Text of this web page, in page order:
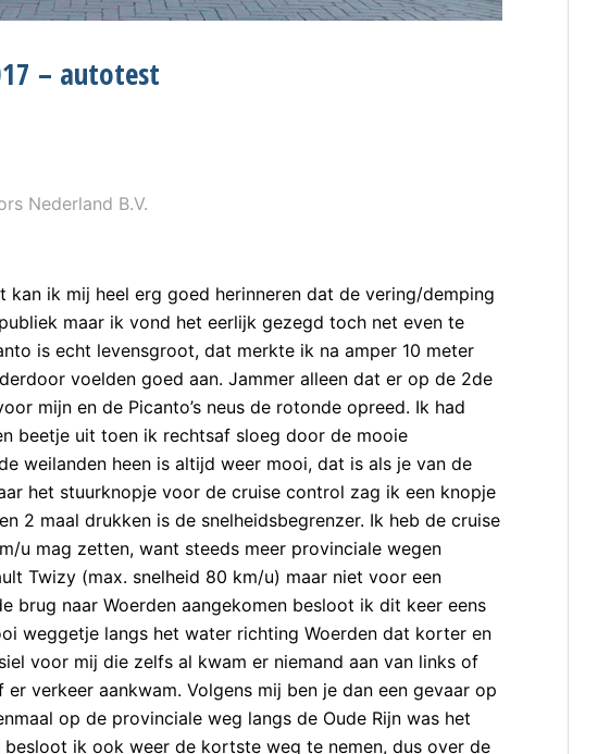
– autotest
Nederland B.V.
ik mij heel erg goed herinneren dat de vering/demping
maar ik vond het eerlijk gezegd toch net even te
is echt levensgroot, dat merkte ik na amper 10 meter
voelden goed aan. Jammer alleen dat er op de 2de
mijn en de Picanto’s neus de rotonde opreed. Ik had
beetje uit toen ik rechtsaf sloeg door de mooie
weilanden heen is altijd weer mooi, dat is als je van de
het stuurknopje voor de cruise control zag ik een knopje
2 maal drukken is de snelheidsbegrenzer. Ik heb de cruise
u mag zetten, want steeds meer provinciale wegen
Twizy (max. snelheid 80 km/u) maar niet voor een
naar Woerden aangekomen besloot ik dit keer eens
weggetje langs het water richting Woerden dat korter en
voor mij die zelfs al kwam er niemand aan van links of
verkeer aankwam. Volgens mij ben je dan een gevaar op
op de provinciale weg langs de Oude Rijn was het
ik ook weer de kortste weg te nemen, dus over de